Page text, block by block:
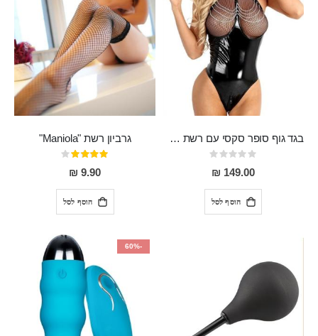
בגד גוף סופר סקסי עם רשת שקופה בחזה ושרשרות מלמעלה וריצרץ מלמטה Pan במפשעה
Rating:
0%
149.00 ₪
הוסף לסל
גרביון רשת "Maniola"
דירוג:
80%
9.90 ₪
הוסף לסל
-60%